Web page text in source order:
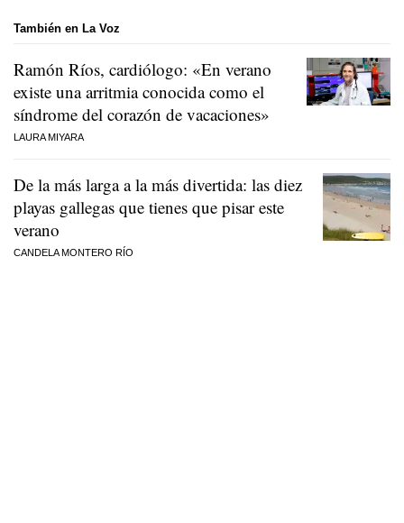
También en La Voz
Ramón Ríos, cardiólogo: «En verano
existe una arritmia conocida como el
síndrome del corazón de vacaciones»
LAURA MIYARA
De la más larga a la más divertida: las diez
playas gallegas que tienes que pisar este
verano
CANDELA MONTERO RÍO